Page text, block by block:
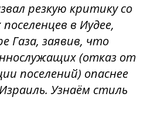
резкую критику со
в Иудее,
Газа, заявив, что
(отказ от
поселений) опаснее
Узнаём стиль